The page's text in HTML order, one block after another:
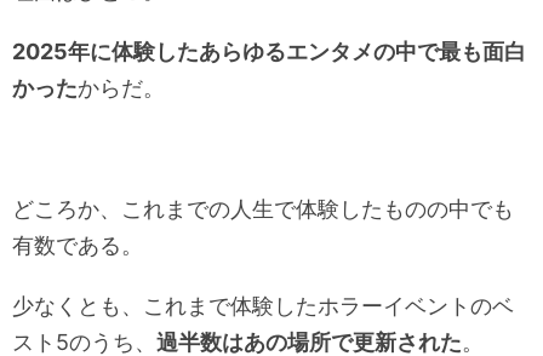
2025年に体験したあらゆるエンタメの中で最も面白
かったからだ。
どころか、これまでの人生で体験したものの中でも
有数である。
少なくとも、これまで体験したホラーイベントのベ
スト5のうち、 過半数はあの場所で更新された。